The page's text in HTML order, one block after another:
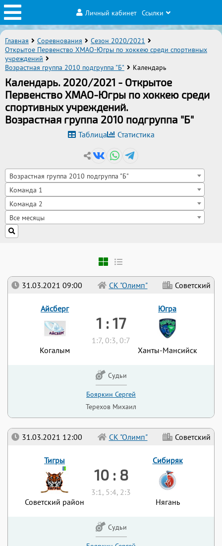
Личный кабинет Ссылки
Главная Соревнования
Сезон 2020/2021
Открытое Первенство ХМАО-Югры по хоккею среди спортивных
учреждений
Возрастная группа 2010 подгруппа "Б"
Календарь
Календарь. 2020/2021 - Открытое
Первенство ХМАО-Югры по хоккею среди
спортивных учреждений.
Возрастная группа 2010 подгруппа "Б"
Таблица Статистика
Возрастная группа 2010 подгруппа "Б"
Команда 1
Команда 2
Все месяцы
31.03.2021 12:00 СК "Олимп" Советский
Тигры
Советский район
10 : 8
3:1, 5:4, 2:3
Сибиряк
Нягань
Судьи
31.03.2021 09:00 СК "Олимп" Советский
Айсберг
Когалым
1 : 17
1:7, 0:3, 0:7
Югра
Ханты-Мансийск
Судьи
Бояркин Сергей
Терехов Михаил